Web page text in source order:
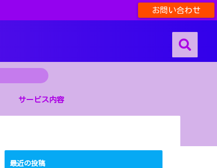
お問い合わせ
サービス内容
最近の投稿